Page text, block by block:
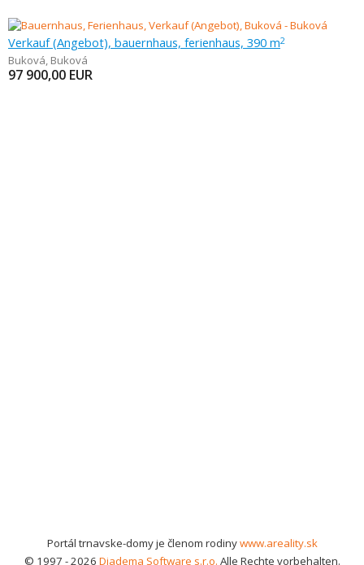
Verkauf (Angebot), bauernhaus, ferienhaus, 390 m2
Buková, Buková
97 900,00 EUR
Portál trnavske-domy je členom rodinywww.areality.sk
© 1997 - 2026 Diadema Software s.r.o. Alle Rechte vorbehalten.